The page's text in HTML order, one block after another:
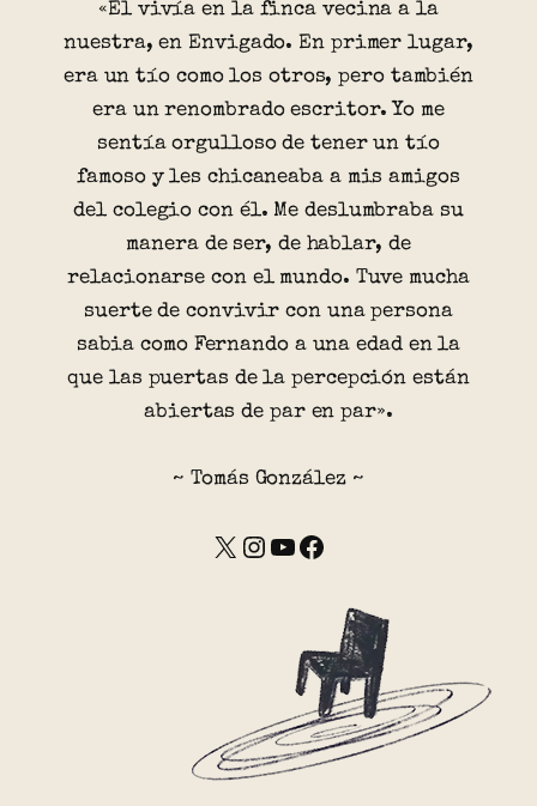
«Él vivía en la finca vecina a la
nuestra, en Envigado. En primer lugar,
era un tío como los otros, pero también
era un renombrado escritor. Yo me
sentía orgulloso de tener un tío
famoso y les chicaneaba a mis amigos
del colegio con él. Me deslumbraba su
manera de ser, de hablar, de
relacionarse con el mundo. Tuve mucha
suerte de convivir con una persona
sabia como Fernando a una edad en la
que las puertas de la percepción están
abiertas de par en par».
~ Tomás González ~
X Instagram YouTube Facebook